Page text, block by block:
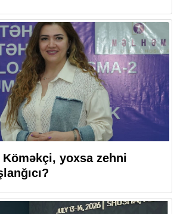
Köməkçi, yoxsa zehni